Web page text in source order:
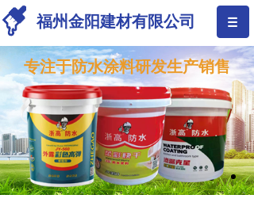
福州金阳建材有限公司
专注于防水涂料研发生产销售